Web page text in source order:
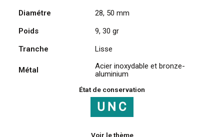
Diamétre
28, 50 mm
Poids
9, 30 gr
Tranche
Lisse
Métal
Acier inoxydable et bronze-
aluminium
État de conservation
Voir le thème